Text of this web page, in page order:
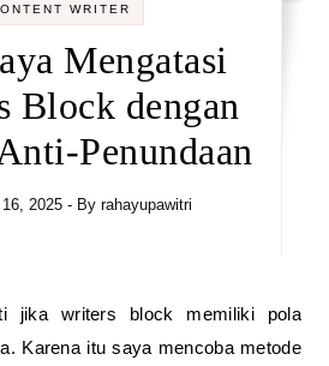
WRITER
Mengatasi
Block dengan
Penundaan
2025 - Byrahayupawitri
jika writers block memiliki pola
Karena itu saya mencoba metode